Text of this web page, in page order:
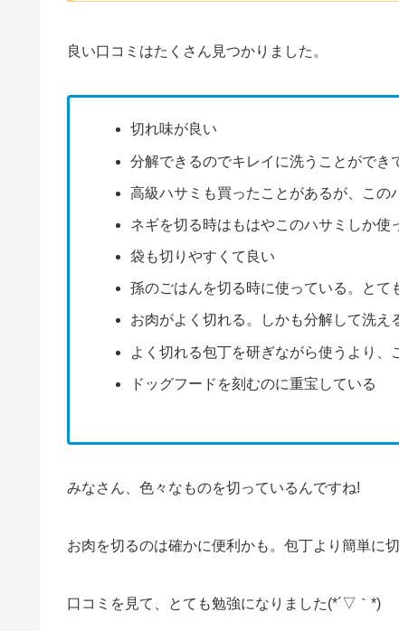
良い口コミはたくさん見つかりました。
切れ味が良い
分解できるのでキレイに洗うことができ
高級ハサミも買ったことがあるが、この
ネギを切る時はもはやこのハサミしか使
袋も切りやすくて良い
孫のごはんを切る時に使っている。とて
お肉がよく切れる。しかも分解して洗え
よく切れる包丁を研ぎながら使うより、
ドッグフードを刻むのに重宝している
みなさん、色々なものを切っているんですね!
お肉を切るのは確かに便利かも。包丁より簡単に
口コミを見て、とても勉強になりました(*´▽｀*)